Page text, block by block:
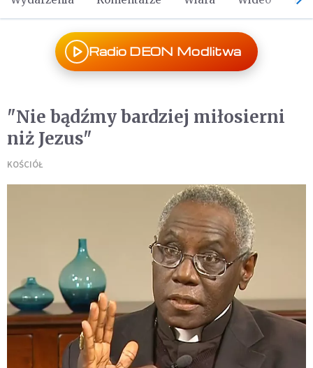
Radio DEON Modlitwa
"Nie bądźmy bardziej miłosierni
niż Jezus"
KOŚCIÓŁ